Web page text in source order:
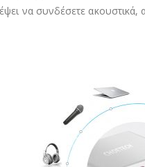
να συνδέσετε ακουστικά,